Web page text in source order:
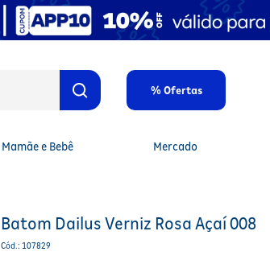
% Ofertas
Mamãe e Bebê Mercado
Batom Dailus Verniz Rosa Açaí 008
Cód.:107829